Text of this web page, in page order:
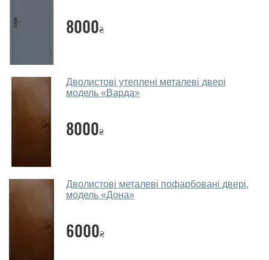
Так. Ми консультуємо покупців
Які двері вхідні порадите?
параметрів, бюджету та інших факторів. Підбір
вхідних дверей проводиться індивідуально для
Так, робимо. Наші фахівці можуть зробити замір та
собою каталоги кольорів та візерунків. Після виміру та
консультації Ви можете оформити заявку, не
8000₴
Дволистові утеплені металеві двері
модель «Варда»
8000₴
Дволистові металеві пофарбовані двері,
модель «Дона»
6000₴